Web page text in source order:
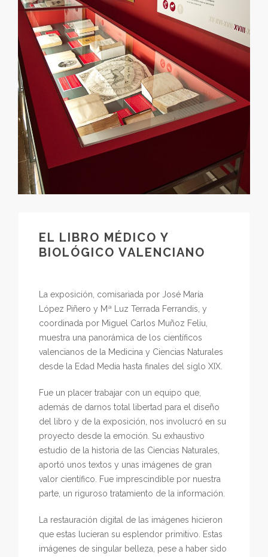
EL LIBRO MÉDICO Y
BIOLÓGICO VALENCIANO
La exposición, comisariada por José María
López Piñero y Mª Luz Terrada Ferrandis, y
coordinada por Miguel Carlos Muñoz Feliu,
muestra una panorámica de los científicos
valencianos de la Medicina y Ciencias Naturales
desde la Edad Media hasta finales del siglo XIX.
Fue un placer trabajar con un equipo que,
además de darnos total libertad para el diseño
del libro y de la exposición, nos involucró en su
proyecto desde la emoción. Su exhaustivo
estudio de la historia de las Ciencias Naturales,
aportó unos textos y unas imágenes de gran
valor científico. Fue imprescindible por nuestra
parte, un riguroso tratamiento de la información.
La restauración digital de las imágenes hicieron
que estas lucieran su esplendor primitivo. Estas
imágenes de singular belleza, pese a haber sido